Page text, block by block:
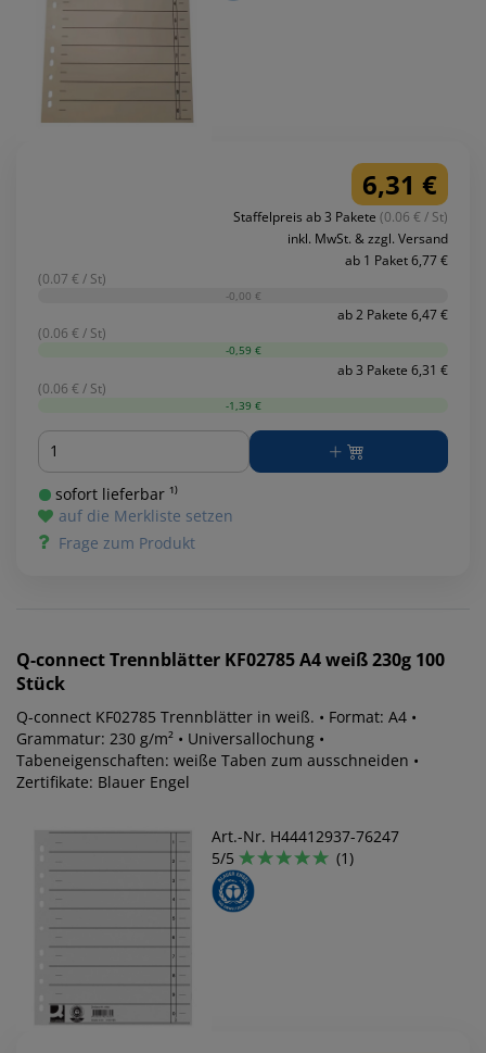
6,31 €
Staffelpreis ab 3 Pakete (0.06 € / St)
inkl. MwSt. & zzgl. Versand
ab 1 Paket 6,77 €
(0.07 € / St)
-0,00 €
ab 2 Pakete 6,47 €
(0.06 € / St)
-0,59 €
ab 3 Pakete 6,31 €
(0.06 € / St)
-1,39 €
Menge
sofort lieferbar ¹⁾
auf die Merkliste setzen
Frage zum Produkt
Q-connectTrennblätter KF02785 A4 weiß 230g 100
Stück
Q-connect KF02785 Trennblätter in weiß. • Format: A4 •
Grammatur: 230 g/m² • Universallochung •
Tabeneigenschaften: weiße Taben zum ausschneiden •
Zertifikate: Blauer Engel
Art.-Nr. H44412937-76247
5/5
(1)